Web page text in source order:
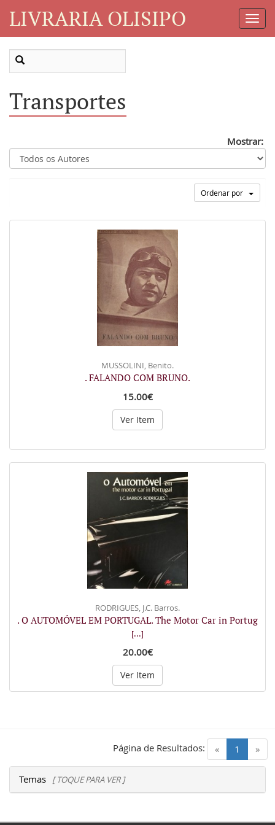
LIVRARIA OLISIPO
Transportes
Mostrar:
Ordenar por
MUSSOLINI, Benito.
. FALANDO COM BRUNO.
15.00€
Ver Item
RODRIGUES, J.C. Barros.
. O AUTOMÓVEL EM PORTUGAL. The Motor Car in Portug
[...]
20.00€
Ver Item
« 1 (current)
»
Página de Resultados:
Temas [ TOQUE PARA VER ]